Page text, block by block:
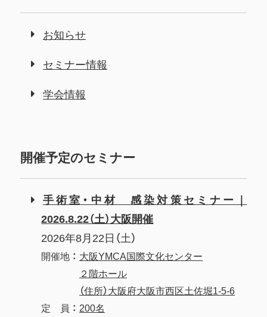
お知らせ
セミナー情報
学会情報
開催予定のセミナー
手術室・中材 感染対策セミナー｜
2026.8.22（土）大阪開催
2026年8月22日（土）
開催地
大阪YMCA国際文化センター
２階ホール
（住所）大阪府大阪市西区土佐堀1-5-6
定 員
200名